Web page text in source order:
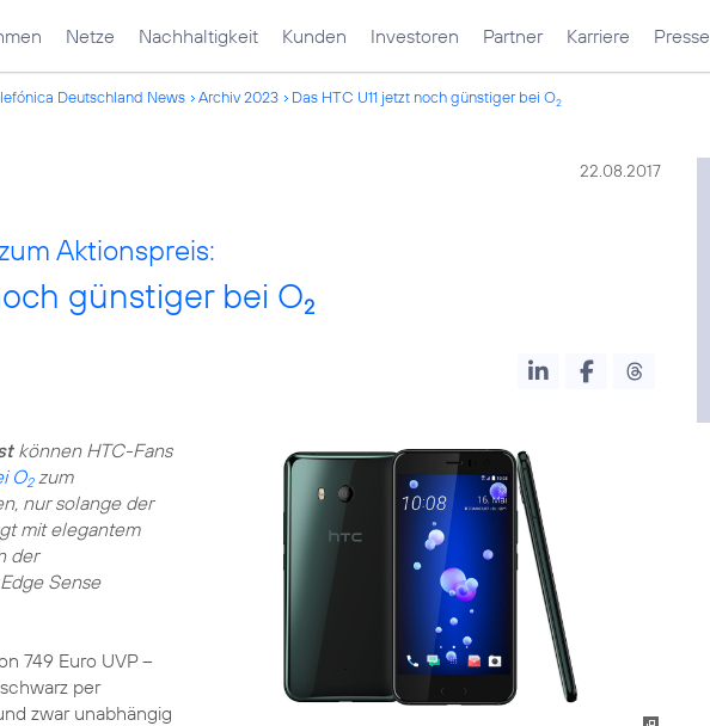
Netze Nachhaltigkeit Kunden Investoren Partner Karriere Presse
Deutschland News Archiv 2023 Das HTC U11 jetzt noch günstiger bei O2
22.08.2017
Aktionspreis:
günstiger bei O2
können HTC-Fans
O2zum
nur solange der
mit elegantem
der
Sense
749 Euro UVP –
per
zwar unabhängig